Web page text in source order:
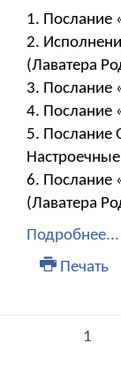
1. Послание
2.
(Лаватера
3. Послание
4. Послание
5. Послание
6. Послание
(Лаватера
Подробнее...
Печать
1